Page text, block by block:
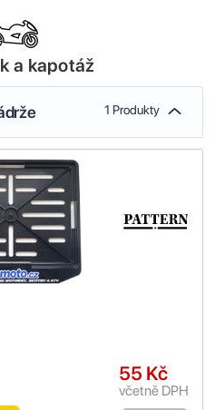
a kapotáž
1 Produkty
55 Kč
včetně DPH